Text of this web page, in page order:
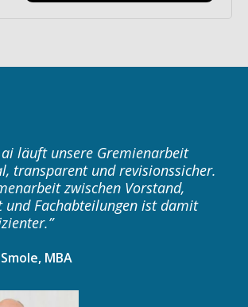
läuft unsere Gremienarbeit
transparent und revisionssicher.
zwischen Vorstand,
und Fachabteilungen ist damit
MBA